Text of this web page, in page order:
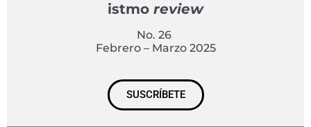
istmo review
No. 26
Febrero – Marzo 2025
SUSCRÍBETE